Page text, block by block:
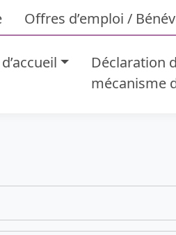
Offres d’emploi /
Déclaration
mécanisme